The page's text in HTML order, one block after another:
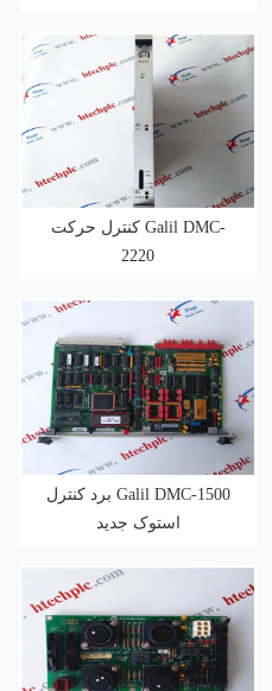
کنترل حرکت Galil DMC-
2220
برد کنترل Galil DMC-1500
استوک جدید